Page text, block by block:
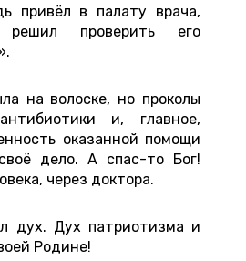
привёл в палату врача,
решил проверить его
на волоске, но проколы
и, главное,
оказанной помощи
дело. А спас-то Бог!
через доктора.
дух. Дух патриотизма и
Родине!